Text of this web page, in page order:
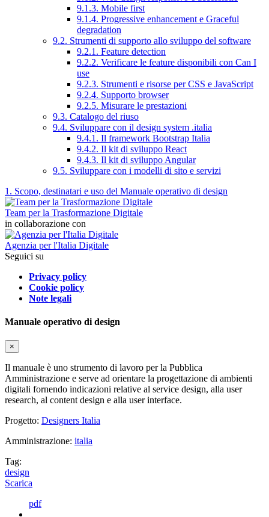
9.1.3. Mobile first
9.1.4. Progressive enhancement e Graceful
degradation
9.2. Strumenti di supporto allo sviluppo del software
9.2.1. Feature detection
9.2.2. Verificare le feature disponibili con Can I
use
9.2.3. Strumenti e risorse per CSS e JavaScript
9.2.4. Supporto browser
9.2.5. Misurare le prestazioni
9.3. Catalogo del riuso
9.4. Sviluppare con il design system .italia
9.4.1. Il framework Bootstrap Italia
9.4.2. Il kit di sviluppo React
9.4.3. Il kit di sviluppo Angular
9.5. Sviluppare con i modelli di sito e servizi
1. Scopo, destinatari e uso del Manuale operativo di design
Team per la Trasformazione Digitale
in collaborazione con
Agenzia per l'Italia Digitale
Seguici su
Privacy policy
Cookie policy
Note legali
Manuale operativo di design
×
Il manuale è uno strumento di lavoro per la Pubblica
Amministrazione e serve ad orientare la progettazione di ambienti
digitali fornendo indicazioni relative al service design, alla user
research, al content design e alla user interface.
Progetto: Designers Italia
Amministrazione: italia
Tag:
design
Scarica
pdf